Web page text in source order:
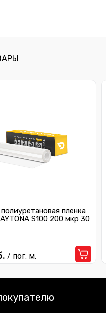
пленка
S100 200 мкр 30
/ пог. м.